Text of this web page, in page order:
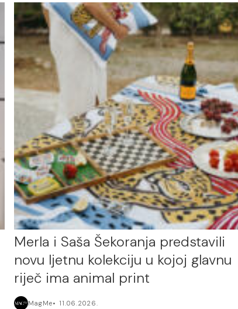
Merla i Saša Šekoranja predstavili
novu ljetnu kolekciju u kojoj glavnu
riječ ima animal print
MagMe 11.06.2026.